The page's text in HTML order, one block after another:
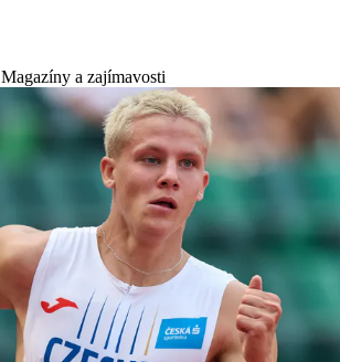
Magazíny a zajímavosti